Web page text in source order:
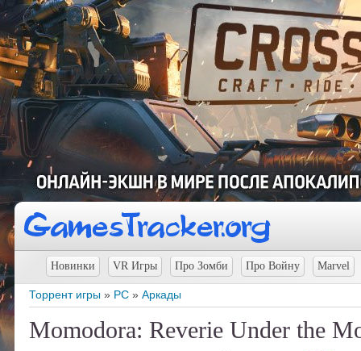
Новинки VR Игры Про Зомби Про Войну Marvel
Торрент игры » PC » Аркады
Momodora: Reverie Under the